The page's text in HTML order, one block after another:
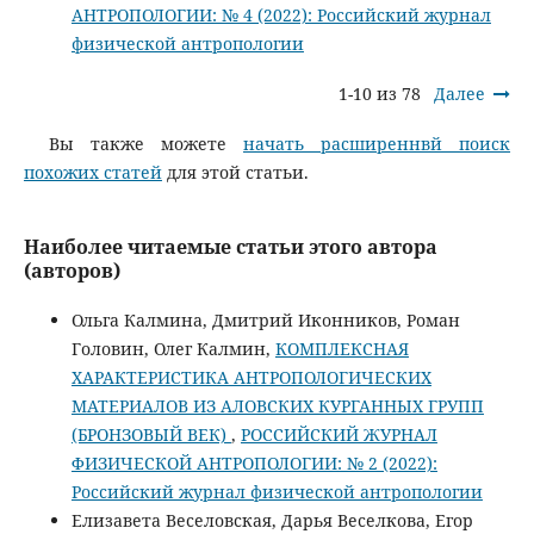
АНТРОПОЛОГИИ: № 4 (2022): Российский журнал
физической антропологии
1-10 из 78 Далее
Вы также можетеначать расширеннвй поиск
похожих статейдля этой статьи.
Наиболее читаемые статьи этого автора
(авторов)
Ольга Калмина, Дмитрий Иконников, Роман
Головин, Олег Калмин, КОМПЛЕКСНАЯ
ХАРАКТЕРИСТИКА АНТРОПОЛОГИЧЕСКИХ
МАТЕРИАЛОВ ИЗ АЛОВСКИХ КУРГАННЫХ ГРУПП
(БРОНЗОВЫЙ ВЕК) , РОССИЙСКИЙ ЖУРНАЛ
ФИЗИЧЕСКОЙ АНТРОПОЛОГИИ: № 2 (2022):
Российский журнал физической антропологии
Елизавета Веселовская, Дарья Веселкова, Егор